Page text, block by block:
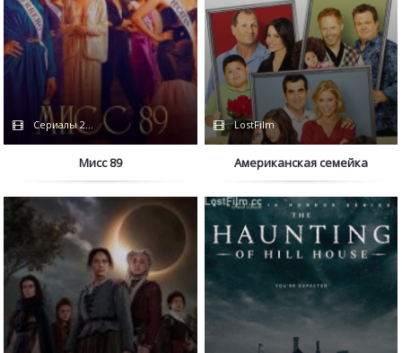
Сериалы 2022
Мисс 89
LostFilm
Американская семейка